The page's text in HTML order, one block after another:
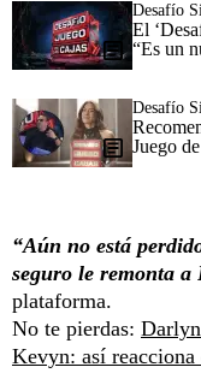
Desafío
El
“Es un
Desafío
Juego
“Aún no está
seguro le remonta a
plataforma.
No te pierdas:
Kevyn: así reacciona